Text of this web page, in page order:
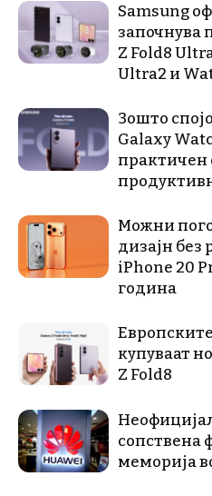
Samsung
започнува
Z Fold8
Ultra2 и
Зошто
Galaxy
практичен
Можни
дизајн без
iPhone 20
година
купуваат
Z Fold8
сопствена
меморија